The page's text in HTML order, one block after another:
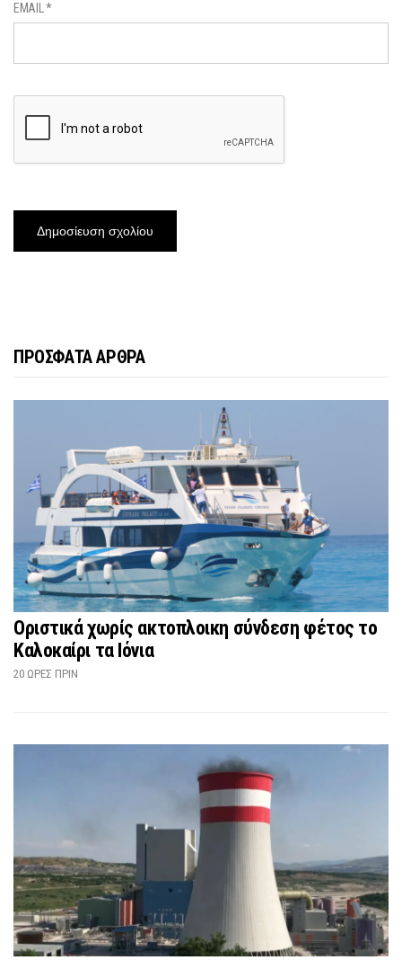
EMAIL*
ΠΡΟΣΦΑΤΑ ΑΡΘΡΑ
Οριστικά χωρίς ακτοπλοικη σύνδεση φέτος το
Καλοκαίρι τα Ιόνια
20 ΏΡΕΣ ΠΡΙΝ